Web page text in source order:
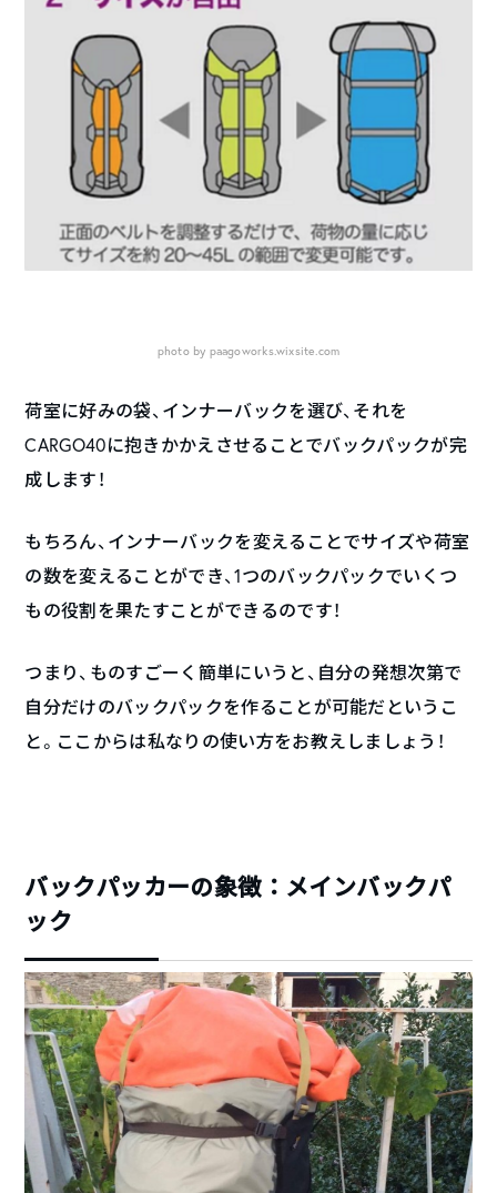
photo by paagoworks.wixsite.com
荷室に好みの袋、インナーバックを選び、それを
CARGO40に抱きかかえさせることでバックパックが完
成します！
もちろん、インナーバックを変えることでサイズや荷室
の数を変えることができ、1つのバックパックでいくつ
もの役割を果たすことができるのです！
つまり、ものすごーく簡単にいうと、自分の発想次第で
自分だけのバックパックを作ることが可能だというこ
と。ここからは私なりの使い方をお教えしましょう！
バックパッカーの象徴：メインバックパ
ック